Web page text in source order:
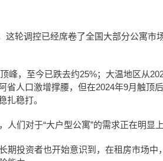
这轮调控已经席卷了全国大部分公寓市
峰，至今已跌去约25%；大温地区从
省人口激增撑腰，但在2024年9月触顶
扎稳打。
们对于“大户型公寓”的需求正在明显上
期投资者也开始意识到，在租房市场中